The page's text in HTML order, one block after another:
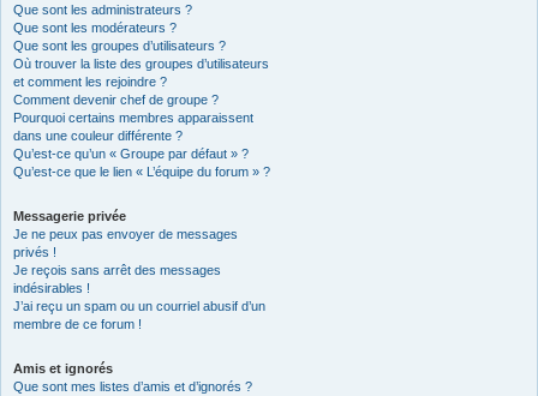
Que sont les administrateurs ?
Que sont les modérateurs ?
Que sont les groupes d’utilisateurs ?
Où trouver la liste des groupes d’utilisateurs
et comment les rejoindre ?
Comment devenir chef de groupe ?
Pourquoi certains membres apparaissent
dans une couleur différente ?
Qu’est-ce qu’un « Groupe par défaut » ?
Qu’est-ce que le lien « L’équipe du forum » ?
Messagerie privée
Je ne peux pas envoyer de messages
privés !
Je reçois sans arrêt des messages
indésirables !
J’ai reçu un spam ou un courriel abusif d’un
membre de ce forum !
Amis et ignorés
Que sont mes listes d’amis et d’ignorés ?